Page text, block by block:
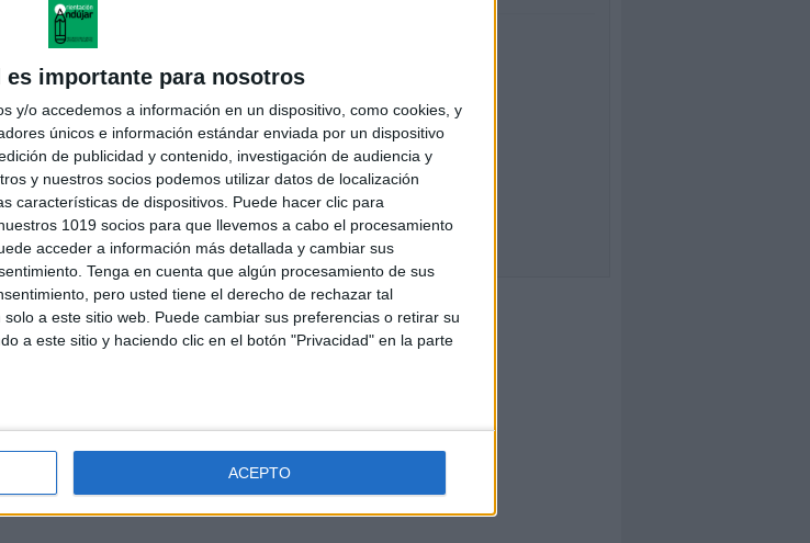
es importante para nosotros
y/o accedemos a información en un dispositivo, como cookies, y
únicos e información estándar enviada por un dispositivo
de publicidad y contenido, investigación de audiencia y
y nuestros socios podemos utilizar datos de localización
características de dispositivos. Puede hacer clic para
1019 socios para que llevemos a cabo el procesamiento
acceder a información más detallada y cambiar sus
Tenga en cuenta que algún procesamiento de sus
pero usted tiene el derecho de rechazar tal
a este sitio web. Puede cambiar sus preferencias o retirar su
a este sitio y haciendo clic en el botón "Privacidad" en la parte
ACEPTO
de dos profesores Ginés y
contenidos que encontramos
que sus tareas como docentes, y